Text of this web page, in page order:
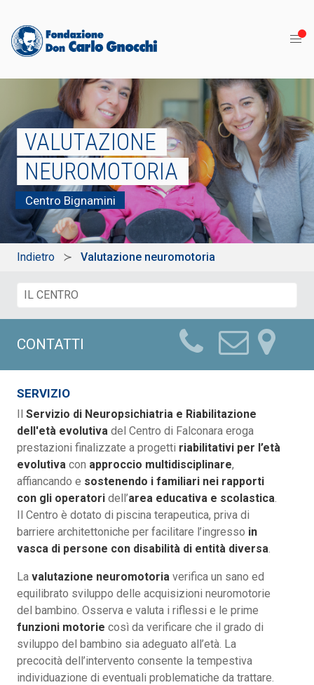
VALUTAZIONE
NEUROMOTORIA
Centro Bignamini
Indietro Valutazione neuromotoria
CONTATTI
SERVIZIO
Il Servizio di Neuropsichiatria e Riabilitazione
dell'età evolutiva del Centro di Falconara eroga
prestazioni finalizzate a progetti riabilitativi per l’età
evolutiva con approccio multidisciplinare,
affiancando e sostenendo i familiari nei rapporti
con gli operatori dell’area educativa e scolastica
Il Centro è dotato di piscina terapeutica, priva di
barriere architettoniche per facilitare l’ingresso in
vasca di persone con disabilità di entità diversa
La valutazione neuromotoria verifica un sano ed
equilibrato sviluppo delle acquisizioni neuromotorie
del bambino. Osserva e valuta i riflessi e le prime
funzioni motorie così da verificare che il grado di
sviluppo del bambino sia adeguato all’età. La
precocità dell’intervento consente la tempestiva
individuazione di eventuali problematiche da trattare.